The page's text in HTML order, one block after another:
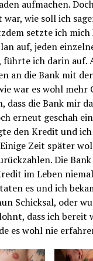
aufmachen.
wie soll ich
setzte ich
auf, jeden
führte ich darin auf.
an die Bank mit
war es wohl
dass die Bank mir
erneut geschah
den Kredit und
Zeit später
Die
im Leben
es und ich
Schicksal, oder
dass ich bereit
es wohl nie